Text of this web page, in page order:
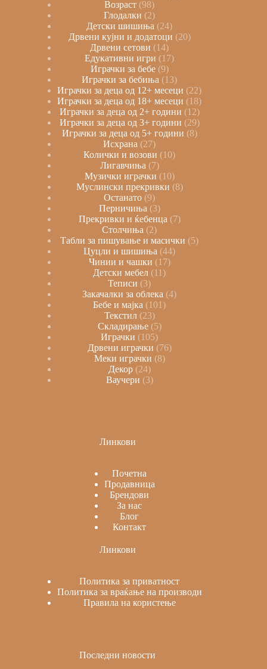
Возраст 98
Глодалки
2
Детски шишиња
24
Дрвени кујни и додатоци 20
Дрвени сетови
14
Едукативни игри
17
Играчки за бебе 9
Играчки за бебиња
13
Играчки за деца од 12+ месеци
22
Играчки за деца од 18+ месеци
18
Играчки за деца од 2+ години 12
Играчки за деца од 3+ години 29
Играчки за деца од 5+ години 8
Исхрана
27
Колички и возови
10
Лигавчиња 7
Музички играчки 10
Муслински прекривки 8
Останато 9
Перничиња 3
Прекривки и ќебенца 7
Столчиња
2
Табли за пишување и масички
5
Цуцли и шишиња 44
Чинии и чашки 17
Детски мебел
11
Теписи
3
Закачалки за облека 4
Бебе и мајка
101
Текстил 23
Складирање 5
Играчки
105
Дрвени играчки 76
Меки играчки 8
Декор 24
Ваучери 3
Линкови
Почетна
Продавница
Брендови
За нас
Блог
Контакт
Линкови
Политика за приватност
Политика за враќање на производи
Правила на користење
Последни новости